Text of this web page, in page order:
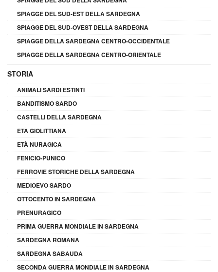
SPIAGGE DEL SUD-EST DELLA SARDEGNA
SPIAGGE DEL SUD-OVEST DELLA SARDEGNA
SPIAGGE DELLA SARDEGNA CENTRO-OCCIDENTALE
SPIAGGE DELLA SARDEGNA CENTRO-ORIENTALE
STORIA
ANIMALI SARDI ESTINTI
BANDITISMO SARDO
CASTELLI DELLA SARDEGNA
ETÀ GIOLITTIANA
ETÀ NURAGICA
FENICIO-PUNICO
FERROVIE STORICHE DELLA SARDEGNA
MEDIOEVO SARDO
OTTOCENTO IN SARDEGNA
PRENURAGICO
PRIMA GUERRA MONDIALE IN SARDEGNA
SARDEGNA ROMANA
SARDEGNA SABAUDA
SECONDA GUERRA MONDIALE IN SARDEGNA